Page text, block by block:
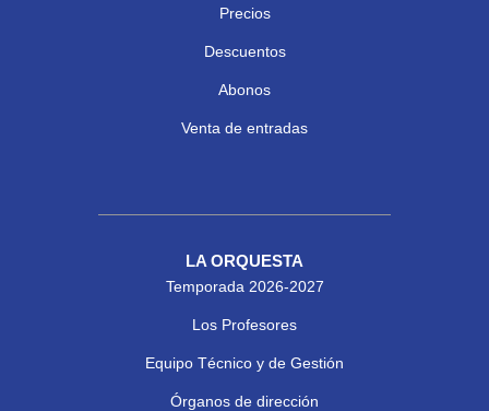
Precios
Descuentos
Abonos
Venta de entradas
LA ORQUESTA
Temporada 2026-2027
Los Profesores
Equipo Técnico y de Gestión
Órganos de dirección